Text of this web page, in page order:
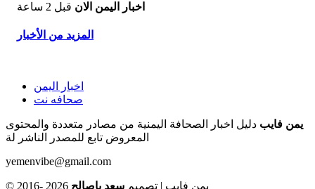
اخبار اليمن الان قبل 2 ساعة
المزيد من الأخبار
اخبار اليمن
صحافه نت
يمن فايب دليل اخبار الصحافة اليمنية من مصادر متعددة والمحتوى
المعروض تابع للمصدر الناشر لة
yemenvibe@gmail.com
© 2016- 2026 يمن فايب | تصميم سعد باصالح